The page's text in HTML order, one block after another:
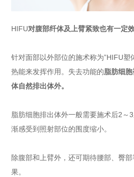
HIFU对腹部纤体及上臂紧致也有一定效
针对面部以外部位的施术称为”HIFU塑
热能来发挥作用。失去功能的脂肪细
体自然排出体外。
脂肪细胞排出体外一般需要施术后2～
渐感受到照射部位的围度缩小。
除腹部和上臂外，还可期待腰部、臀
果。